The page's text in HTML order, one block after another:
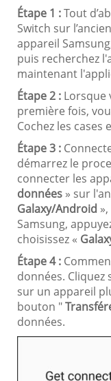
Étape 1 :Tout
Switch sur
appareil
puis recherchez
maintenant
Étape 2 : Lorsque
première fois,
Cochez les
Étape 3 :
démarrez le
connecter les
données » sur
Galaxy/Android
Samsung,
choisissez «
Étape 4 :
données.
sur un appareil
bouton "
données.